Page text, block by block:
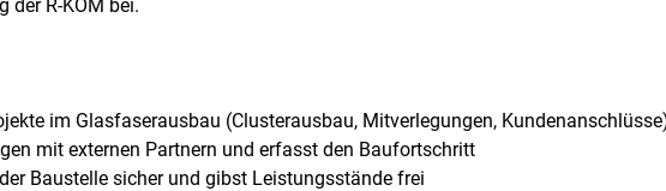
der R-KOM bei.
im Glasfaserausbau (Clusterausbau, Mitverlegungen,
mit externen Partnern und erfasst den Baufortschritt
Baustelle sicher und gibst Leistungsstände frei